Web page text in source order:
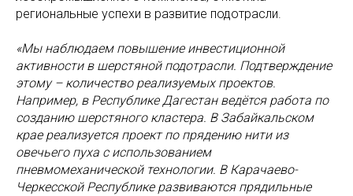
региональные успехи в развитие подотрасли.
«Мы наблюдаем повышение инвестиционной
активности в шерстяной подотрасли. Подтверждение
этому – количество реализуемых проектов.
Например, в Республике Дагестан ведётся работа по
созданию шерстяного кластера. В Забайкальском
крае реализуется проект по прядению нити из
овечьего пуха с использованием
пневмомеханической технологии. В Карачаево-
Черкесской Республике развиваются прядильные